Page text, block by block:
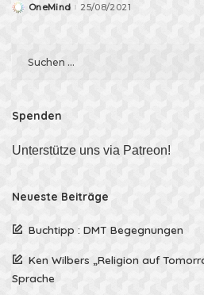
PostedOneMind 25/08/2021
Spenden
Unterstütze uns via Patreon!
Neueste Beiträge
Buchtipp : DMT Begegnungen
Ken Wilbers „Religion auf
Sprache